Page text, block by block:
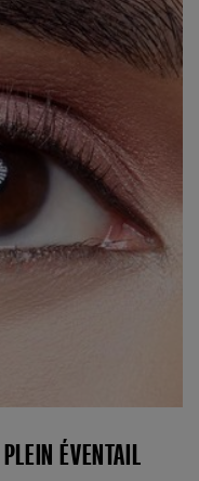
ÉVENTAIL